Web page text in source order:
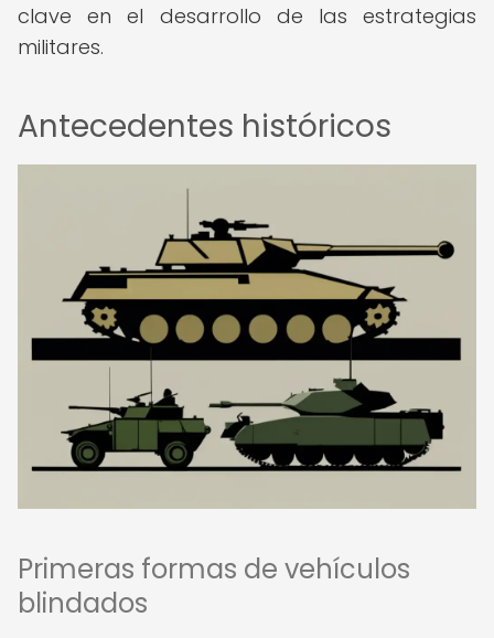
clave en el desarrollo de las estrategias
militares.
Antecedentes históricos
Primeras formas de vehículos
blindados